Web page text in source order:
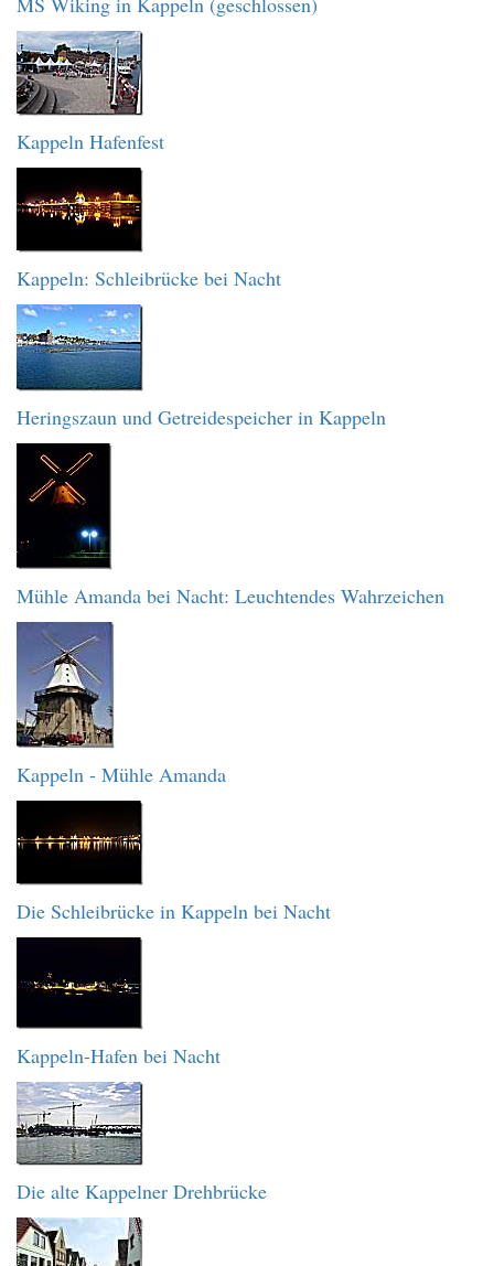
Kappeln Hafenfest
Kappeln: Schleibrücke bei Nacht
Heringszaun und Getreidespeicher in Kappeln
Mühle Amanda bei Nacht: Leuchtendes Wahrzeichen
Kappeln - Mühle Amanda
Die Schleibrücke in Kappeln bei Nacht
Kappeln-Hafen bei Nacht
Die alte Kappelner Drehbrücke